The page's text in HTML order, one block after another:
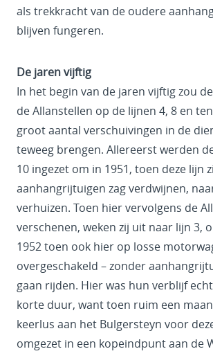
als trekkracht van de oudere
blijven fungeren.
De jaren vijftig
In het begin van de jaren vijftig zou
de Allanstellen op de lijnen 4, 8 en
groot aantal verschuivingen in de
teweeg brengen. Allereerst werden
10 ingezet om in 1951, toen deze lijn
aanhangrijtuigen zag verdwijnen,
verhuizen. Toen hier vervolgens de
verschenen, weken zij uit naar lijn 3,
1952 toen ook hier op losse
overgeschakeld – zonder
gaan rijden. Hier was hun verblijf
korte duur, want toen ruim een
keerlus aan het Bulgersteyn voor
omgezet in een kopeindpunt aan de